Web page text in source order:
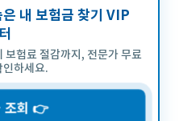
내 보험금 찾기 VIP
험료 절감까지, 전문가 무료
인하세요.
조회 👉